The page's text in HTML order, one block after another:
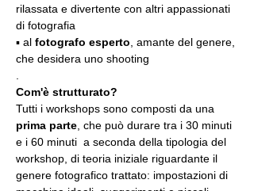
rilassata e divertente con altri appassionati
di fotografia
▪️ al fotografo esperto , amante del genere,
che desidera uno shooting
Com'è strutturato?
Tutti i workshops sono composti da una
prima parte , che può durare tra i 30 minuti
e i 60 minuti  a seconda della tipologia del
workshop, di teoria iniziale riguardante il
genere fotografico trattato: impostazioni di